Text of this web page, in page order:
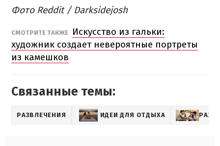
Фото Reddit / Darksidejosh
СМОТРИТЕ ТАКЖЕ
Искусство из гальки:
художник создает невероятные портреты
из камешков
Связанные темы:
РАЗВЛЕЧЕНИЯ ИДЕИ ДЛЯ ОТДЫХА